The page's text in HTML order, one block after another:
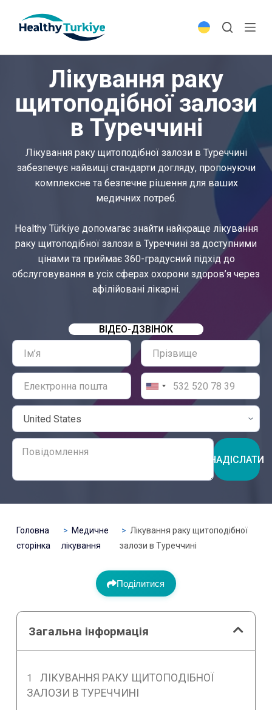
p
e
Лікування раку
щитоподібної залози
в Туреччині
Лікування раку щитоподібної залози в Туреччині
забезпечує найвищі стандарти догляду, пропонуючи
комплексне та безпечне рішення для ваших
медичних потреб.
Healthy Türkiye допомагає знайти найкраще лікування
раку щитоподібної залози в Туреччині за доступними
цінами та приймає 360-градусний підхід до
обслуговування в усіх сферах охорони здоров’я через
афілійовані лікарні.
ВІДЕО-ДЗВІНОК
НАДІСЛАТИ
Головна
сторінка
Медичне
лікування
Лікування раку щитоподібної
залози в Туреччині
Поділитися
Загальна інформація
ЛІКУВАННЯ РАКУ ЩИТОПОДІБНОЇ
ЗАЛОЗИ В ТУРЕЧЧИНІ